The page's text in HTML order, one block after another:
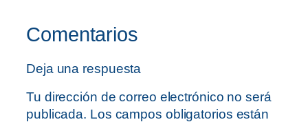
Comentarios
Deja una respuesta
Tu dirección de correo electrónico no será
publicada. Los campos obligatorios están